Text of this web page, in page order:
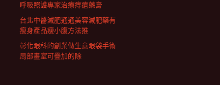
呼吸照護專家治療痔瘡藥膏
台北中醫減肥通通美容減肥藥有
瘦身產品瘦小腹方法推
彰化眼科的創業做生意眼袋手術
局部畫室可疊加的除